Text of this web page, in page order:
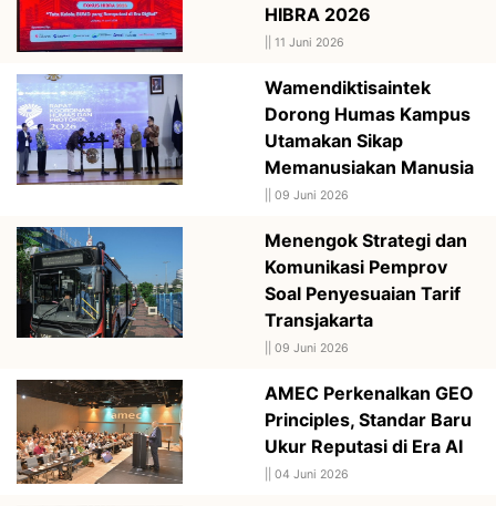
HIBRA 2026
11 Juni 2026
Wamendiktisaintek
Dorong Humas Kampus
Utamakan Sikap
Memanusiakan Manusia
09 Juni 2026
Menengok Strategi dan
Komunikasi Pemprov
Soal Penyesuaian Tarif
Transjakarta
09 Juni 2026
AMEC Perkenalkan GEO
Principles, Standar Baru
Ukur Reputasi di Era AI
04 Juni 2026